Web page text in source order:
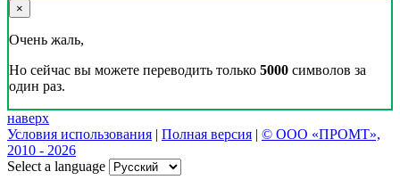
×
Очень жаль,
Но сейчас вы можете переводить только 5000 символов за
один раз.
наверх
Условия использования | Полная версия | © ООО «ПРОМТ»,
2010 - 2026
Select a language